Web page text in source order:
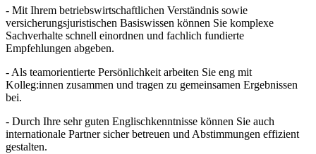
- Mit Ihrem betriebswirtschaftlichen Verständnis sowie
versicherungsjuristischen Basiswissen können Sie komplexe
Sachverhalte schnell einordnen und fachlich fundierte
Empfehlungen abgeben.
- Als teamorientierte Persönlichkeit arbeiten Sie eng mit
Kolleg:innen zusammen und tragen zu gemeinsamen Ergebnissen
bei.
- Durch Ihre sehr guten Englischkenntnisse können Sie auch
internationale Partner sicher betreuen und Abstimmungen effizient
gestalten.